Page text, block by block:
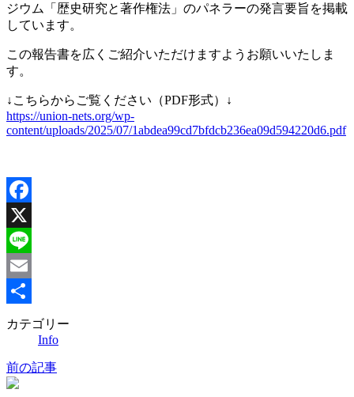
ジウム「歴史研究と著作権法」のパネラーの発言要旨を掲載
しています。
この報告書を広くご紹介いただけますようお願いいたしま
す。
↓こちらからご覧ください（PDF形式）↓
https://union-nets.org/wp-
content/uploads/2025/07/1abdea99cd7bfdcb236ea09d594220d6.pdf
Facebook
X
Line
Email
共
カテゴリー
Info
前の記事